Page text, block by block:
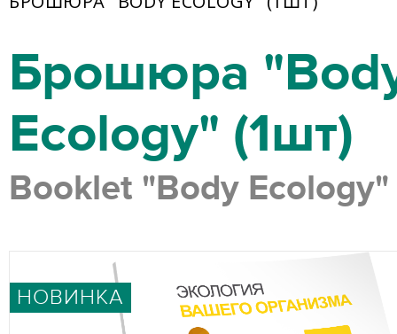
Брошюра
Ecology" (1шт)
Booklet "Body Ecology"
НОВИНКА